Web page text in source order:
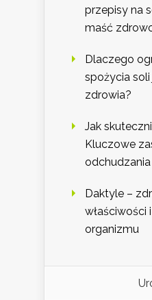
przepisy na
maść
Dlaczego
spożycia
zdrowia?
Jak
Kluczowe
odchudzania
Daktyle –
właściwości
organizmu